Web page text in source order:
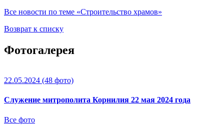
Все новости по теме «Строительство храмов»
Возврат к списку
Фотогалерея
22.05.2024 (48 фото)
Служение митрополита Корнилия 22 мая 2024 года
Все фото